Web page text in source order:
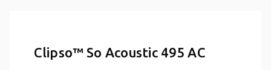
Clipso™ So Acoustic 495 AC